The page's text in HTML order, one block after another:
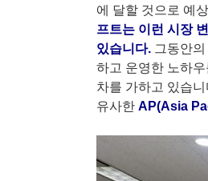
에 달할 것으로 예
프트는 이런 시장
있습니다. 그동안
하고 운영한 노하
차를 가하고 있습
유사한 AP(Asia